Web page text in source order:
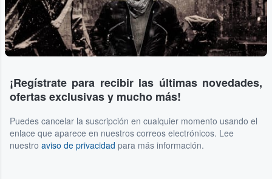
¡Regístrate para recibir las últimas novedades,
ofertas exclusivas y mucho más!
Puedes cancelar la suscripción en cualquier momento usando el
enlace que aparece en nuestros correos electrónicos. Lee
nuestro aviso de privacidad para más información.